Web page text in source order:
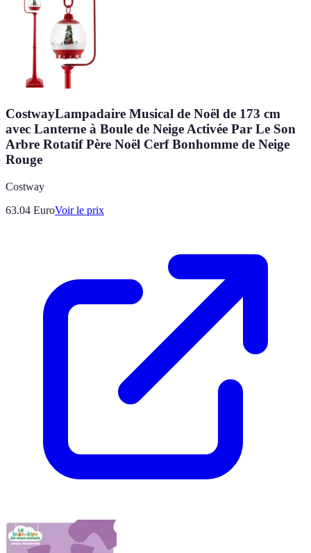
CostwayLampadaire Musical de Noël de 173 cm
avec Lanterne à Boule de Neige Activée Par Le Son
Arbre Rotatif Père Noël Cerf Bonhomme de Neige
Rouge
Costway
63.04 EuroVoir le prix